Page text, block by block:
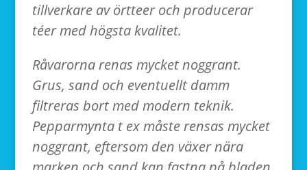
tillverkare av örtteer ochproducerar
téer med högsta kvalitet.
Råvarorna renas mycket noggrant.
Grus, sand och eventuellt damm
filtreras bort med modern teknik.
Pepparmynta t ex måste rensas mycket
noggrant, eftersom den växer nära